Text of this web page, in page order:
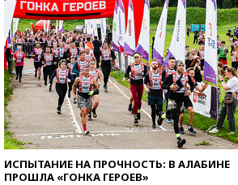
ИСПЫТАНИЕ НА ПРОЧНОСТЬ: В АЛАБИНЕ
ПРОШЛА «ГОНКА ГЕРОЕВ»